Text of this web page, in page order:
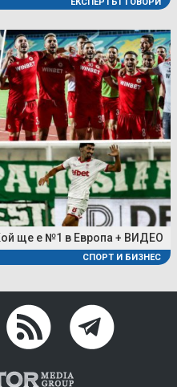
ще е №1 в Европа + ВИДЕО
СПОРТ И БИЗНЕС